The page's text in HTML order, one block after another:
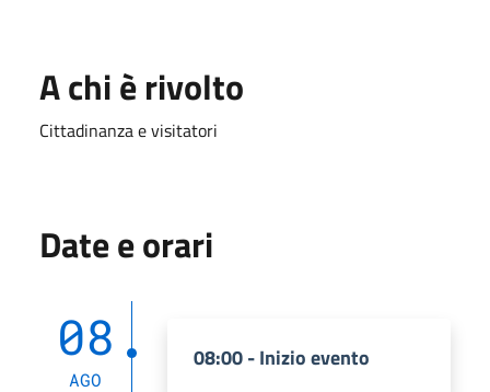
A chi è rivolto
Cittadinanza e visitatori
Date e orari
08
AGO
08:00 - Inizio evento